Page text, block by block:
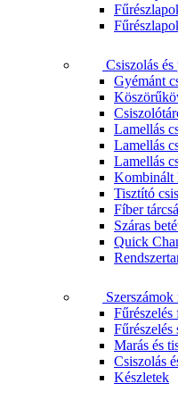
Csiszolás
Gyémánt
Lamellás
Lamellás
Lamellás
Kombinált
Tisztító
Fíber
Száras
Quick
Marás és
Csiszolás
Készletek